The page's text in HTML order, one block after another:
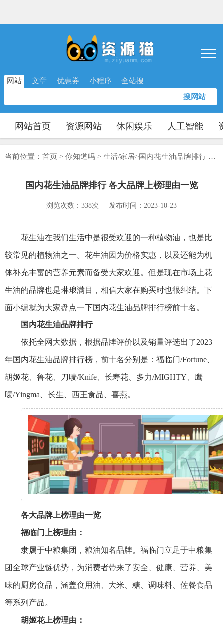
网站 文章 优惠券 小程序 全站搜
搜网站
网站首页 资源网站 休闲娱乐 人工智能
当前位置： 首页 > 你知道吗 > 生活/家居>国内花生油品牌排行 各大品牌上榜理由一览
国内花生油品牌排行 各大品牌上榜理由一览
浏览次数：338次 发布时间：2023-10-23
花生油在我们生活中是很受欢迎的一种植物油，也是比
较常见的植物油之一。花生油因为价格实惠，以及还能为机
体补充丰富的营养元素而备受大家欢迎。但是现在市场上花
生油的品牌也是琳琅满目，相信大家在购买时也很纠结。下
面小编就为大家盘点一下国内花生油品牌排行榜前十名。
国内花生油品牌排行
依托全网大数据，根据品牌评价以及销量评选出了2023
年国内花生油品牌排行榜，前十名分别是：福临门/Fortune、
胡姬花、鲁花、刀唛/Knife、长寿花、多力/MIGHTY、鹰
唛/Yingma、长生、西王食品、喜燕。
各大品牌上榜理由一览
福临门上榜理由：
隶属于中粮集团，粮油知名品牌。福临门立足于中粮集
团全球产业链优势，为消费者带来了安全、健康、营养、美
味的厨房食品，涵盖食用油、大米、糖、调味料、佐餐食品
等系列产品。
胡姬花上榜理由：